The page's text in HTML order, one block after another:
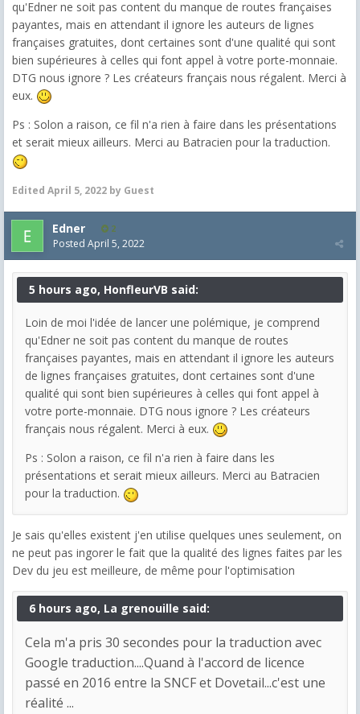
qu'Edner ne soit pas content du manque de routes françaises
payantes, mais en attendant il ignore les auteurs de lignes
françaises gratuites, dont certaines sont d'une qualité qui sont
bien supérieures à celles qui font appel à votre porte-monnaie.
DTG nous ignore ? Les créateurs français nous régalent. Merci à
eux.
Ps : Solon a raison, ce fil n'a rien à faire dans les présentations
et serait mieux ailleurs. Merci au Batracien pour la traduction.
Edited April 5, 2022 by Guest
Edner 2
Posted April 5, 2022
5 hours ago, HonfleurVB said:
Loin de moi l'idée de lancer une polémique, je comprend
qu'Edner ne soit pas content du manque de routes
françaises payantes, mais en attendant il ignore les auteurs
de lignes françaises gratuites, dont certaines sont d'une
qualité qui sont bien supérieures à celles qui font appel à
votre porte-monnaie. DTG nous ignore ? Les créateurs
français nous régalent. Merci à eux.
Ps : Solon a raison, ce fil n'a rien à faire dans les
présentations et serait mieux ailleurs. Merci au Batracien
pour la traduction.
Je sais qu'elles existent j'en utilise quelques unes seulement, on
ne peut pas ingorer le fait que la qualité des lignes faites par les
Dev du jeu est meilleure, de même pour l'optimisation
6 hours ago, La grenouille said:
Cela m'a pris 30 secondes pour la traduction avec
Google traduction....Quand à l'accord de licence
passé en 2016 entre la SNCF et Dovetail...c'est une
réalité ...